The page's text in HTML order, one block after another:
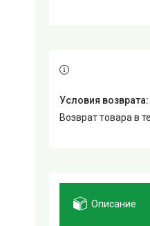
возврат товара в
Описание